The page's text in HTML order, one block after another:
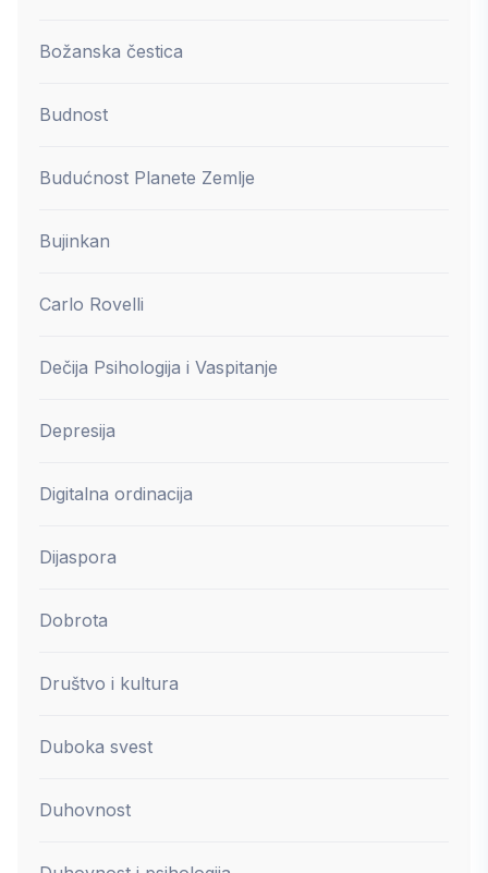
Božanska čestica
Budnost
Budućnost Planete Zemlje
Bujinkan
Carlo Rovelli
Dečija Psihologija i Vaspitanje
Depresija
Digitalna ordinacija
Dijaspora
Dobrota
Društvo i kultura
Duboka svest
Duhovnost